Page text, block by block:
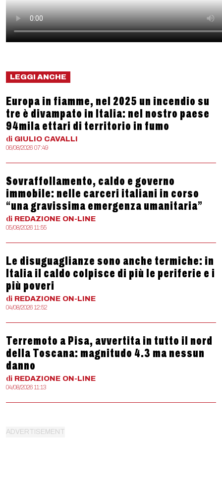
LEGGI ANCHE
Europa in fiamme, nel 2025 un incendio su
tre è divampato in Italia: nel nostro paese
94mila ettari di territorio in fumo
di GIULIO CAVALLI
06/08/2026 07:49
Sovraffollamento, caldo e governo
immobile: nelle carceri italiani in corso
“una gravissima emergenza umanitaria”
di REDAZIONE ON-LINE
05/08/2026 11:55
Le disuguaglianze sono anche termiche: in
Italia il caldo colpisce di più le periferie e i
più poveri
di REDAZIONE ON-LINE
04/08/2026 12:52
Terremoto a Pisa, avvertita in tutto il nord
della Toscana: magnitudo 4.3 ma nessun
danno
di REDAZIONE ON-LINE
04/08/2026 11:13